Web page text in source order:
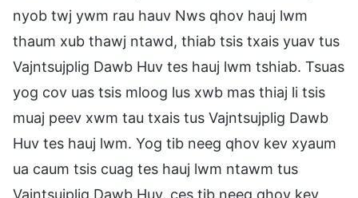
nyob twj ywm rau hauv Nws qhov hauj lwm
thaum xub thawj ntawd, thiab tsis txais yuav tus
Vajntsujplig Dawb Huv tes hauj lwm tshiab. Tsuas
yog cov uas tsis mloog lus xwb mas thiaj li tsis
muaj peev xwm tau txais tus Vajntsujplig Dawb
Huv tes hauj lwm. Yog tib neeg qhov kev xyaum
ua caum tsis cuag tes hauj lwm ntawm tus
Vajntsujplig Dawb Huv, ces tib neeg qhov kev